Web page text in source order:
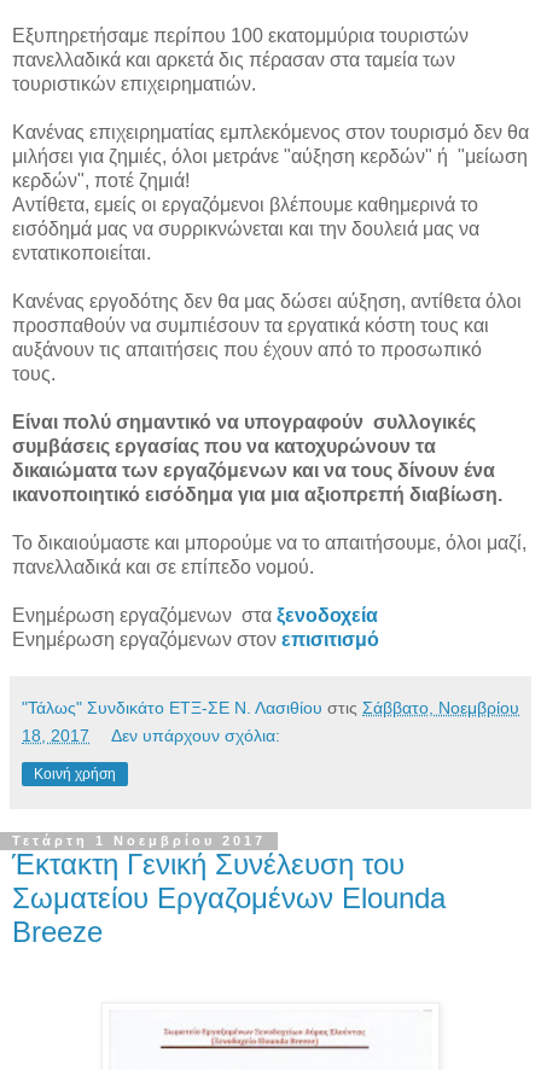
Εξυπηρετήσαμε περίπου 100 εκατομμύρια τουριστών
πανελλαδικά και αρκετά δις πέρασαν στα ταμεία των
τουριστικών επιχειρηματιών.
Κανένας επιχειρηματίας εμπλεκόμενος στον τουρισμό δεν θα
μιλήσει για ζημιές, όλοι μετράνε "αύξηση κερδών" ή "μείωση
κερδών", ποτέ ζημιά!
Αντίθετα, εμείς οι εργαζόμενοι βλέπουμε καθημερινά το
εισόδημά μας να συρρικνώνεται και την δουλειά μας να
εντατικοποιείται.
Κανένας εργοδότης δεν θα μας δώσει αύξηση, αντίθετα όλοι
προσπαθούν να συμπιέσουν τα εργατικά κόστη τους και
αυξάνουν τις απαιτήσεις που έχουν από το προσωπικό
τους.
Είναι πολύ σημαντικό να υπογραφoύν συλλογικές
συμβάσεις εργασίας που να κατοχυρώνουν τα
δικαιώματα των εργαζόμενων και να τους δίνουν ένα
ικανοποιητικό εισόδημα για μια αξιοπρεπή διαβίωση.
Το δικαιούμαστε και μπορούμε να το απαιτήσουμε, όλοι μαζί,
πανελλαδικά και σε επίπεδο νομού.
Ενημέρωση εργαζόμενων στα ξενοδοχεία
Ενημέρωση εργαζόμενων στον επισιτισμό
"Τάλως" Συνδικάτο ΕΤΞ-ΣΕ Ν. Λασιθίου στις Σάββατο, Νοεμβρίου
18, 2017
Δεν υπάρχουν σχόλια:
Κοινή χρήση
Τετάρτη 1 Νοεμβρίου 2017
Έκτακτη Γενική Συνέλευση του
Σωματείου Εργαζομένων Elounda
Breeze